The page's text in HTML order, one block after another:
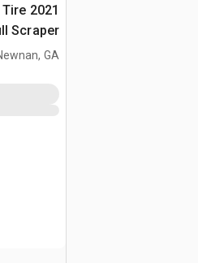
Tire
Scraper
GA